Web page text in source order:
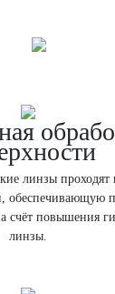
линзы
обеспечивающую
счёт повышения
линзы.